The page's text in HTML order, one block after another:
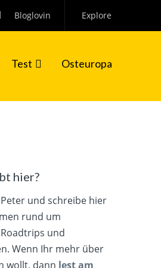
Bloglovin Explore
Test Osteuropa
hier?
und schreibe hier
rund um
und
Wenn Ihr mehr über
wollt, dann lest am